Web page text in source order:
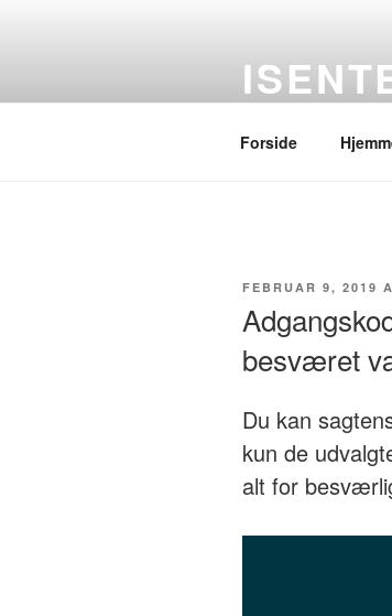
Forside
UDGIVET
FEBRUAR 9, 2019
besværet
Du kan
kun de
alt for